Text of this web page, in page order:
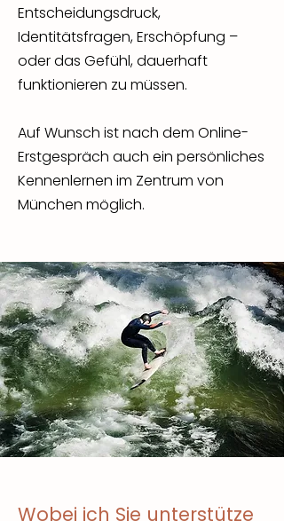
Entscheidungsdruck,
Identitätsfragen, Erschöpfung –
oder das Gefühl, dauerhaft
funktionieren zu müssen.
Auf Wunsch ist nach dem Online-
Erstgespräch auch ein persönliches
Kennenlernen im Zentrum von
München möglich.
Wobei ich Sie unterstütze